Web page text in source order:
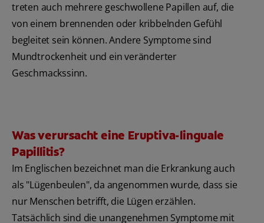
treten auch mehrere geschwollene Papillen auf, die
von einem brennenden oder kribbelnden Gefühl
begleitet sein können. Andere Symptome sind
Mundtrockenheit und ein veränderter
Geschmackssinn.
Was verursacht eine Eruptiva-linguale
Papillitis?
Im Englischen bezeichnet man die Erkrankung auch
als "Lügenbeulen", da angenommen wurde, dass sie
nur Menschen betrifft, die Lügen erzählen.
Tatsächlich sind die unangenehmen Symptome mit